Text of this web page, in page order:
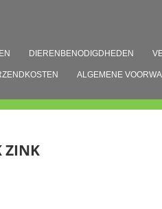
DIERENBENODIGDHEDEN
ALGEMENE
ZINK